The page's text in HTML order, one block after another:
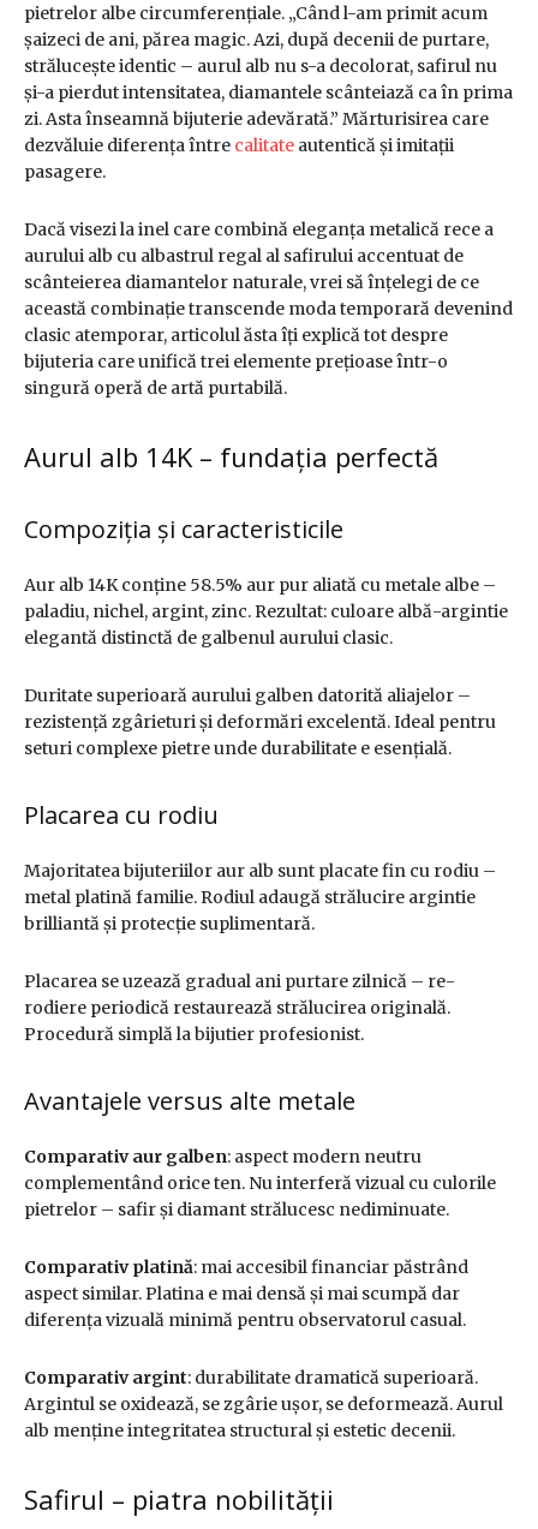
pietrelor albe circumferențiale. „Când l-am primit acum
șaizeci de ani, părea magic. Azi, după decenii de purtare,
strălucește identic – aurul alb nu s-a decolorat, safirul nu
și-a pierdut intensitatea, diamantele scânteiază ca în prima
zi. Asta înseamnă bijuterie adevărată.” Mărturisirea care
dezvăluie diferența între calitate autentică și imitații
pasagere.
Dacă visezi la inel care combină eleganța metalică rece a
aurului alb cu albastrul regal al safirului accentuat de
scânteierea diamantelor naturale, vrei să înțelegi de ce
această combinație transcende moda temporară devenind
clasic atemporar, articolul ăsta îți explică tot despre
bijuteria care unifică trei elemente prețioase într-o
singură operă de artă purtabilă.
Aurul alb 14K – fundația perfectă
Compoziția și caracteristicile
Aur alb 14K conține 58.5% aur pur aliată cu metale albe –
paladiu, nichel, argint, zinc. Rezultat: culoare albă-argintie
elegantă distinctă de galbenul aurului clasic.
Duritate superioară aurului galben datorită aliajelor –
rezistență zgârieturi și deformări excelentă. Ideal pentru
seturi complexe pietre unde durabilitate e esențială.
Placarea cu rodiu
Majoritatea bijuteriilor aur alb sunt placate fin cu rodiu –
metal platină familie. Rodiul adaugă strălucire argintie
brilliantă și protecție suplimentară.
Placarea se uzează gradual ani purtare zilnică – re-
rodiere periodică restaurează strălucirea originală.
Procedură simplă la bijutier profesionist.
Avantajele versus alte metale
Comparativ aur galben: aspect modern neutru
complementând orice ten. Nu interferă vizual cu culorile
pietrelor – safir și diamant strălucesc nediminuate.
Comparativ platină: mai accesibil financiar păstrând
aspect similar. Platina e mai densă și mai scumpă dar
diferența vizuală minimă pentru observatorul casual.
Comparativ argint: durabilitate dramatică superioară.
Argintul se oxidează, se zgârie ușor, se deformează. Aurul
alb menține integritatea structural și estetic decenii.
Safirul – piatra nobilității